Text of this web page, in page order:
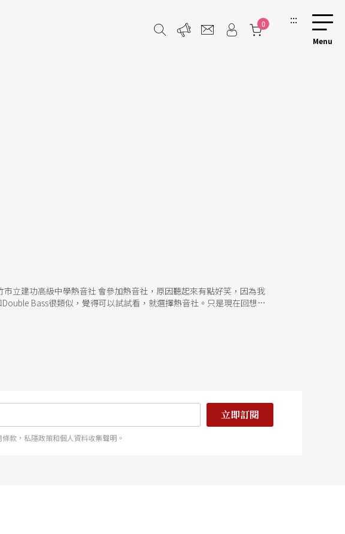
0 :::
Bass很類似，覺得可以試試看，就選擇熱音社。只是現在回想起
自己，都是私下自己彈喜歡的曲子居多。 楊宣安 18歲，國
立即訂閱
款，私隱政策和個人資料收集聲明。